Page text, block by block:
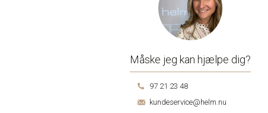
Måske jeg kan hjælpe dig?
97 21 23 48
kundeservice@helm.nu